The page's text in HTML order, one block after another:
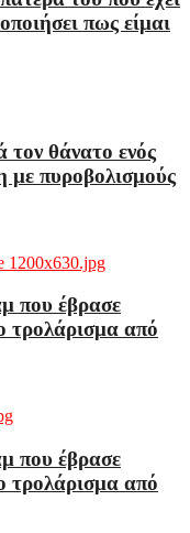
πως είμαι
τον θάνατο ενός
με πυροβολισμούς
που έβρασε
τρολάρισμα από
που έβρασε
τρολάρισμα από